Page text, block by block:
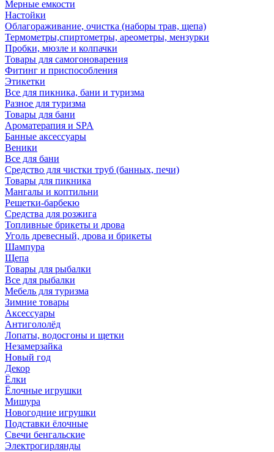
Мерные емкости
Настойки
Облагораживание, очистка (наборы трав, щепа)
Термометры,спиртометры, ареометры, мензурки
Пробки, мюзле и колпачки
Товары для самогоноварения
Фитинг и приспособления
Этикетки
Все для пикника, бани и туризма
Разное для туризма
Товары для бани
Ароматерапия и SPA
Банные аксессуары
Веники
Все для бани
Средство для чистки труб (банных, печи)
Товары для пикника
Мангалы и коптильни
Решетки-барбекю
Средства для розжига
Топливные брикеты и дрова
Уголь древесный, дрова и брикеты
Шампура
Щепа
Товары для рыбалки
Все для рыбалки
Мебель для туризма
Зимние товары
Аксессуары
Антигололёд
Лопаты, водосгоны и щетки
Незамерзайка
Новый год
Декор
Ёлки
Ёлочные игрушки
Мишура
Новогодние игрушки
Подставки ёлочные
Свечи бенгальские
Электрогирлянды